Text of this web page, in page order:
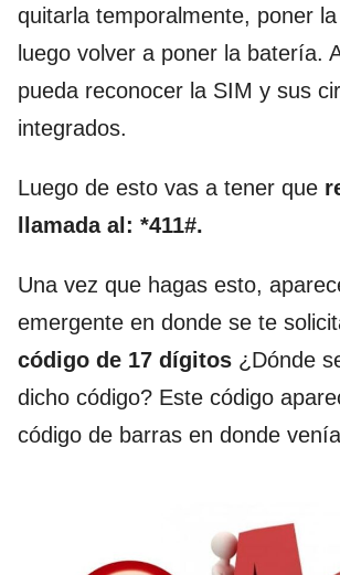
quitarla temporalmente, poner
luego volver a poner la batería.
pueda reconocer la SIM y sus
integrados.
Luego de esto vas a tener que
llamada al: *411#.
Una vez que hagas esto,
emergente en donde se te
código de 17 dígitos ¿Dónde
dicho código? Este código
código de barras en donde